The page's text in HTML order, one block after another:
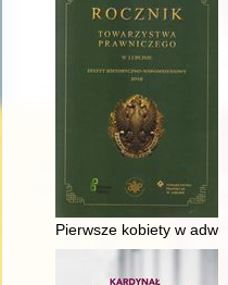
Pierwsze kobiety w